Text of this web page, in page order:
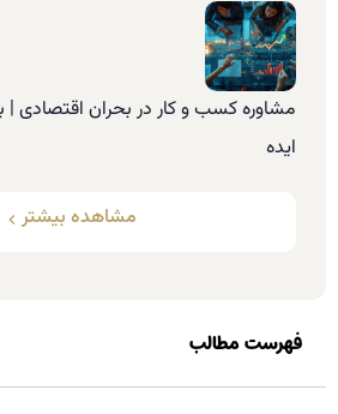
مشاوره کسب و کار در بحران اقتصادی |
ایده
مشاهده بیشتر
فهرست مطالب